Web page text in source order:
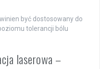
być dostosowany do
tolerancji bólu
laserowa –